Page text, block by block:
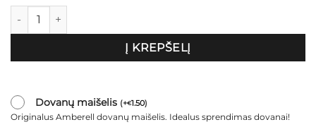
produkto kiekis: Tigro akies komplektas vyrams „Mustang"
Į KREPŠELĮ
Dovanų maišelis (+€1.50)
Originalus Amberell dovanų maišelis. Idealus sprendimas dovanai!